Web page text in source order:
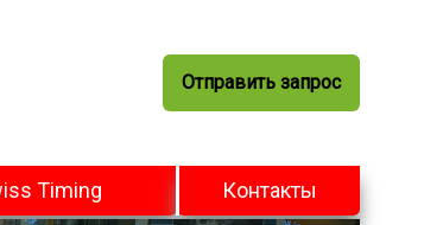
Отправить запрос
Timing Контакты